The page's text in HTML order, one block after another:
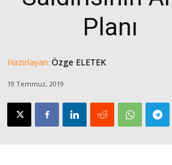
Planı
Hazırlayan: Özge ELETEK
19 Temmuz, 2019